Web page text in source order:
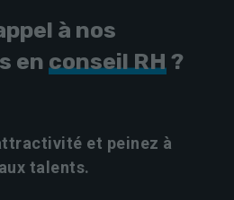
à nos
en conseil RH?
et peinez à
talents.